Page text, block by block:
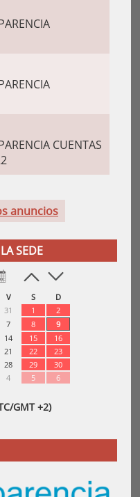
CUENTAS
anuncios
SEDE
V S
D
31 1
2
7 8
9
14 15
16
21 22
23
28 29
30
4 5 6
GMT +2)